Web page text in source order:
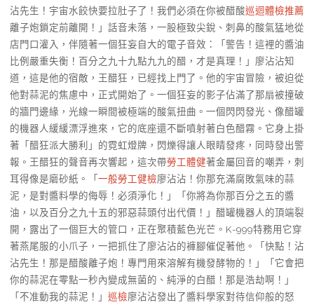
沾先生！宇宙水餃快要拉肚子了！我們必須在你被醋酸巡迴體檢推薦
離子炮鎖定前離開！」話音未落，一股極致尖銳、刺鼻的酸氣猛地從
店門口灌入，伴隨著一個狂妄自大的電子音效：「警告！這裡的醬油
比例嚴重失衡！百分之九十九點九九的醋，才是真理！」廖沾沾知
道，這是他的宿敵，王醋狂，已經找上門了。他的宇宙冒險，被迫從
他對蒜泥的焦慮中，正式開始了。一個狂妄的影子佔滿了那扇被撞破
的牆門邊緣，光線一瞬間被極端的酸氣扭曲。一個閃閃發光、像醋罐
的機器人緩緩漂浮進來，它的底座還不斷噴射著白色醋霧。它身上掛
著「醋狂派大勝利」的霓虹燈牌，閃爍得讓人眼睛發疼，同時發出警
報。王醋狂的聲音再次響起，這次帶勞工體健著金屬回音的嘲弄，刺
耳得像是磨砂紙。「 一般勞工健檢廖沾沾！你那充滿腐敗氣味的蒜
泥，是對醬料學的侮辱！必須淨化！」「你將為你那百分之五的醬
油，以及百分之九十五的邪惡蒜頭付出代價！」醋罐機器人的頂端裂
開，露出了一個巨大的管口，正在聚積藍色光芒。K-999特務用它穿
著燕尾服的小爪子，一把抓住了廖沾沾的褲腳催促著他。「快點！沾
沾先生！那是醋酸離子炮！專門用來溶解有機發酵物的！」「它會把
你的蒜泥在零點一秒內變成無菌的、純淨的白醋！那是浩劫啊！」
「不准動我的蒜泥！」 巡檢廖沾沾發出了醬料學家對待信仰般的怒